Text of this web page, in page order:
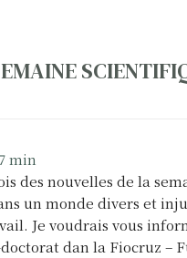
min
des nouvelles de la
un monde divers et
Je voudrais vous
dan la Fiocruz –